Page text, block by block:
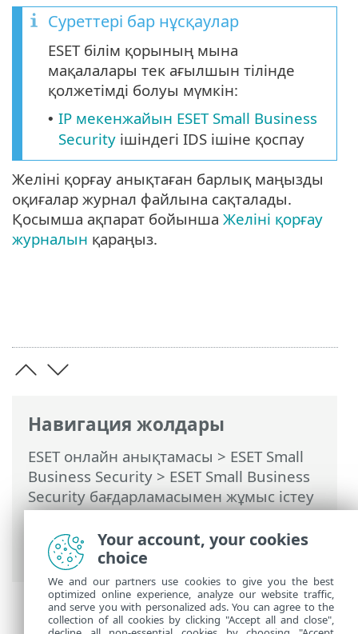
Навигация жолдары
ESET онлайн анықтамасы > ESET Small
Business Security > ESET Small Business
Security бағдарламасымен жұмыс істеу
>Кеңейтілген орнату>Қорғаныстар>
Желіге қатынасу қорғанысы> Желілік
шабуылдан қорғау (IDS)
Суреттері бар нұсқаулар
ESET білім қорының мына
мақалалары тек ағылшын тілінде
қолжетімді болуы мүмкін:
• IP мекенжайын ESET Small Business
Security ішіндегі IDS ішіне қоспау
Желіні қорғау анықтаған барлық маңызды
оқиғалар журнал файлына сақталады.
Қосымша ақпарат бойынша Желіні қорғау
журналын қараңыз.
Your account, your cookies
choice
We and our partners use cookies to give you the best
optimized online experience, analyze our website traffic,
and serve you with personalized ads. You can agree to the
collection of all cookies by clicking "Accept all and close",